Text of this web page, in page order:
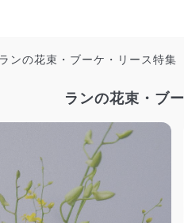
ンの花束・ブーケ・リース特集
ランの花束・ブ